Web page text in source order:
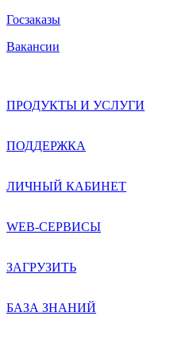
Госзаказы
Вакансии
ПРОДУКТЫ И УСЛУГИ
ПОДДЕРЖКА
ЛИЧНЫЙ КАБИНЕТ
WEB-СЕРВИСЫ
ЗАГРУЗИТЬ
БАЗА ЗНАНИЙ